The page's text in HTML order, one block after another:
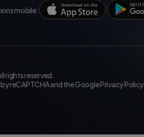
mobile:
rights reserved.
reCAPTCHA and the GooglePrivacy Policy